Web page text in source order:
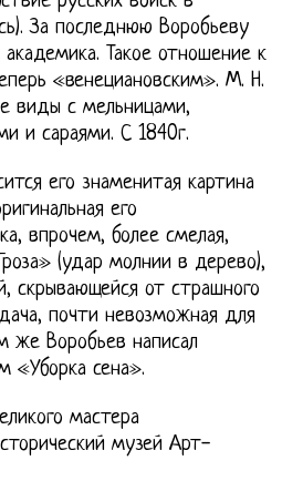
За последнюю Воробьеву
Такое отношение к
«венециановским». М. Н.
виды с мельницами,
и сараями. С 1840г.
его знаменитая картина
его
впрочем, более смелая,
(удар молнии в дерево),
скрывающейся от страшного
почти невозможная для
же Воробьев написал
«Уборка сена».
мастера
музей Арт-